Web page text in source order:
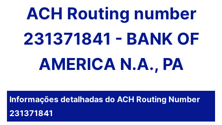
ACH Routing number
231371841 - BANK OF
AMERICA N.A., PA
Informações detalhadas do ACH Routing Number
231371841